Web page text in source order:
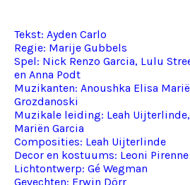
Tekst: Ayden Carlo
Regie: Marije Gubbels
Spel: Nick Renzo Garcia, Lulu
en Anna Podt
Muzikanten: Anoushka Elisa
Grozdanoski
Muzikale leiding: Leah Uijterlinde,
Mariën Garcia
Composities: Leah Uijterlinde
Decor en kostuums: Leoni Pirenne
Lichtontwerp: Gé Wegman
Gevechten: Erwin Dörr